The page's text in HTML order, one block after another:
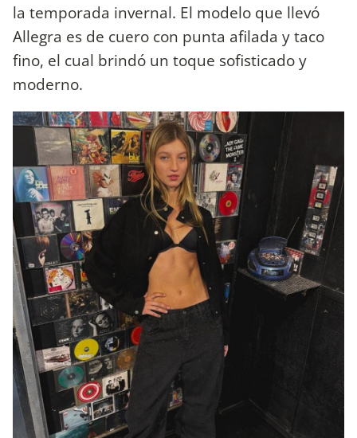
la temporada invernal. El modelo que llevó
Allegra es de cuero con punta afilada y taco
fino, el cual brindó un toque sofisticado y
moderno.